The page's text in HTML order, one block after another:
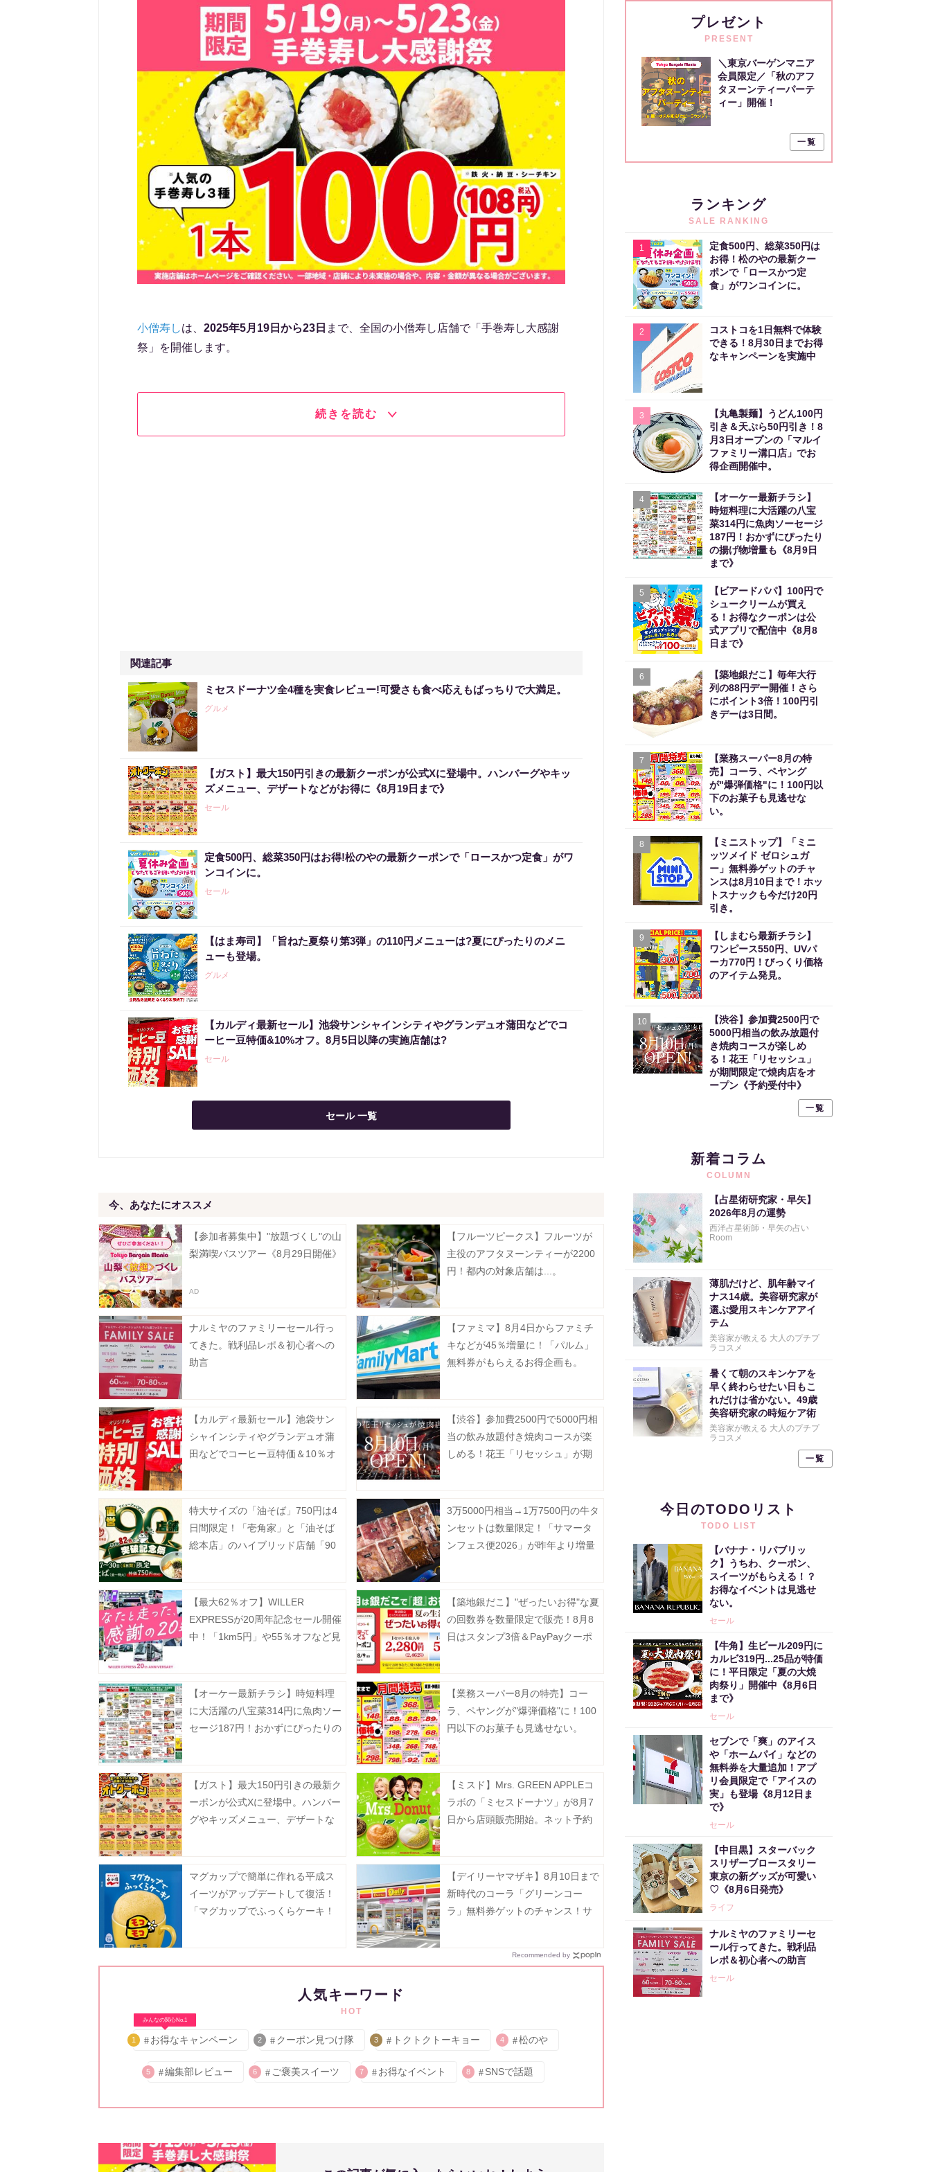
小僧寿しは、 2025年5月19日から23日 まで、全国の小僧寿し店舗で「手巻寿し大感謝
祭」を開催します。
続きを読む
関連記事
ミセスドーナツ全4種を実食レビュー!可愛さも食べ応えもばっちりで大満足。
グルメ
【ガスト】最大150円引きの最新クーポンが公式Xに登場中。ハンバーグやキッ
ズメニュー、デザートなどがお得に《8月19日まで》
セール
定食500円、総菜350円はお得!松のやの最新クーポンで「ロースかつ定食」がワ
ンコインに。
セール
【はま寿司】「旨ねた夏祭り第3弾」の110円メニューは?夏にぴったりのメニ
ューも登場。
グルメ
【カルディ最新セール】池袋サンシャインシティやグランデュオ蒲田などでコ
ーヒー豆特価&10%オフ。8月5日以降の実施店舗は?
セール
セール 一覧
今、あなたにオススメ
【参加者募集中】"放題づくし"の山
梨満喫バスツアー《8月29日開催》
【フルーツピークス】フルーツが
主役のアフタヌーンティーが2200
円！都内の対象店舗は...。
ナルミヤのファミリーセール行っ
てきた。戦利品レポ＆初心者への
助言
【ファミマ】8月4日からファミチ
キなどが45％増量に！「パルム」
無料券がもらえるお得企画も。
【カルディ最新セール】池袋サン
シャインシティやグランデュオ蒲
田などでコーヒー豆特価＆10％オ
【渋谷】参加費2500円で5000円相
当の飲み放題付き焼肉コースが楽
しめる！花王「リセッシュ」が期
特大サイズの「油そば」750円は4
日間限定！「壱角家」と「油そば
総本店」のハイブリッド店舗「90
3万5000円相当→1万7500円の牛タ
ンセットは数量限定！「サマータ
ンフェス便2026」が昨年より増量
【最大62％オフ】WILLER
EXPRESSが20周年記念セール開催
中！「1km5円」や55％オフなど見
【築地銀だこ】"ぜったいお得"な夏
の回数券を数量限定で販売！8月8
日はスタンプ3倍＆PayPayクーポ
【オーケー最新チラシ】時短料理
に大活躍の八宝菜314円に魚肉ソー
セージ187円！おかずにぴったりの
【業務スーパー8月の特売】コー
ラ、ペヤングが"爆弾価格"に！100
円以下のお菓子も見逃せない。
【ガスト】最大150円引きの最新ク
ーポンが公式Xに登場中。ハンバー
グやキッズメニュー、デザートな
【ミスド】Mrs. GREEN APPLEコ
ラボの「ミセスドーナツ」が8月7
日から店頭販売開始。ネット予約
マグカップで簡単に作れる平成ス
イーツがアップデートして復活！
「マグカップでふっくらケーキ！
【デイリーヤマザキ】8月10日まで
新時代のコーラ「グリーンコー
ラ」無料券ゲットのチャンス！サ
Recommended by
人気キーワード
HOT
みんなの関心No.1
1 お得なキャンペーン 2 クーポン見つけ隊 3 トクトクトーキョー 4 松のや
5 編集部レビュー 6 ご褒美スイーツ 7 お得なイベント 8 SNSで話題
プレゼント
PRESENT
＼東京バーゲンマニア
会員限定／「秋のアフ
タヌーンティーパーテ
ィー」開催！
一覧
ランキング
SALE RANKING
1
定食500円、総菜350円は
お得！松のやの最新クー
ポンで「ロースかつ定
食」がワンコインに。
2
コストコを1日無料で体験
できる！8月30日までお得
なキャンペーンを実施中
3
【丸亀製麺】うどん100円
引き＆天ぷら50円引き！8
月3日オープンの「マルイ
ファミリー溝口店」でお
得企画開催中。
4
【オーケー最新チラシ】
時短料理に大活躍の八宝
菜314円に魚肉ソーセージ
187円！おかずにぴったり
の揚げ物増量も《8月9日
まで》
5
【ビアードパパ】100円で
シュークリームが買え
る！お得なクーポンは公
式アプリで配信中《8月8
日まで》
6
【築地銀だこ】毎年大行
列の88円デー開催！さら
にポイント3倍！100円引
きデーは3日間。
7
【業務スーパー8月の特
売】コーラ、ペヤング
が"爆弾価格"に！100円以
下のお菓子も見逃せな
い。
8
【ミニストップ】「ミニ
ッツメイド ゼロシュガ
ー」無料券ゲットのチャ
ンスは8月10日まで！ホッ
トスナックも今だけ20円
引き。
9
【しまむら最新チラシ】
ワンピース550円、UVパ
ーカ770円！びっくり価格
のアイテム発見。
10
【渋谷】参加費2500円で
5000円相当の飲み放題付
き焼肉コースが楽しめ
る！花王「リセッシュ」
が期間限定で焼肉店をオ
ープン《予約受付中》
一覧
新着コラム
COLUMN
【占星術研究家・早矢】
2026年8月の運勢
西洋占星術師・早矢の占い
Room
薄肌だけど、肌年齢マイ
ナス14歳。美容研究家が
選ぶ愛用スキンケアアイ
テム
美容家が教える 大人のプチプ
ラコスメ
暑くて朝のスキンケアを
早く終わらせたい日もこ
れだけは省かない。49歳
美容研究家の時短ケア術
美容家が教える 大人のプチプ
ラコスメ
一覧
今日のTODOリスト
TODO LIST
【バナナ・リパブリッ
ク】うちわ、クーポン、
スイーツがもらえる！？
お得なイベントは見逃せ
ない。
セール
【牛角】生ビール209円に
カルビ319円...25品が特価
に！平日限定「夏の大焼
肉祭り」開催中《8月6日
まで》
セール
セブンで「爽」のアイス
や「ホームパイ」などの
無料券を大量追加！アプ
リ会員限定で「アイスの
実」も登場《8月12日ま
で》
セール
【中目黒】スターバック
スリザーブロースタリー
東京の新グッズが可愛い
♡《8月6日発売》
ライフ
ナルミヤのファミリーセ
ール行ってきた。戦利品
レポ＆初心者への助言
セール